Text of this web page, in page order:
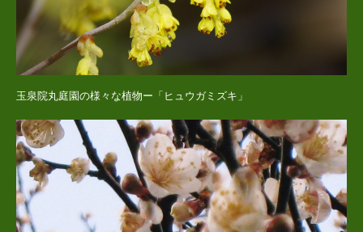
玉泉院丸庭園の様々な植物ー「ヒュウガミズキ」